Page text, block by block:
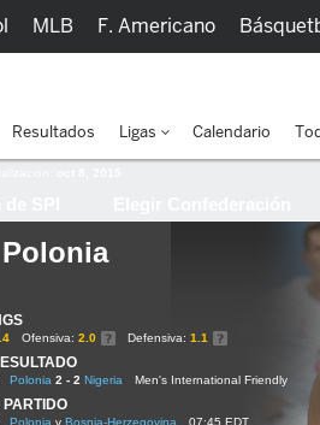
Polonia
Ofensiva: 2.0 Defensiva: 1.1
Polonia 2 - 2 Nigeria Men's International Friendly
PARTIDO
Polonia v Bosnia-Herzegovina 07:45 EDT
MLB F. Americano
Resultados Ligas Calendario